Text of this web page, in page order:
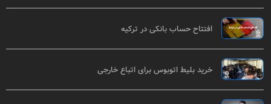
افتتاح حساب بانکی در ترکیه
خرید بلیط اتوبوس برای اتباع خارجی